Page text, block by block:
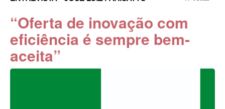
“Oferta de inovação com
eficiência é sempre bem-
aceita”